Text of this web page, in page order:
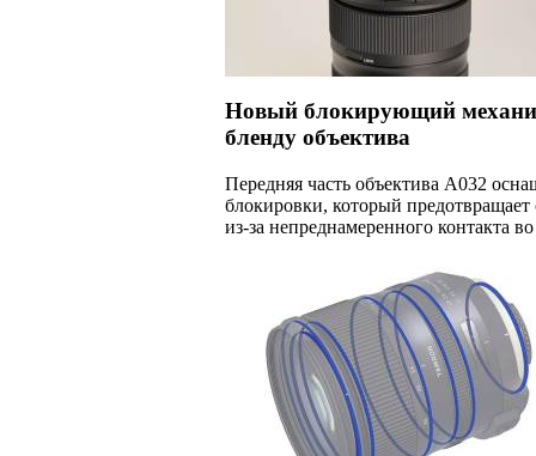
Новый блокирующий
бленду объектива
Передняя часть объектива A032
блокировки, который
из-за непреднамеренного контакта